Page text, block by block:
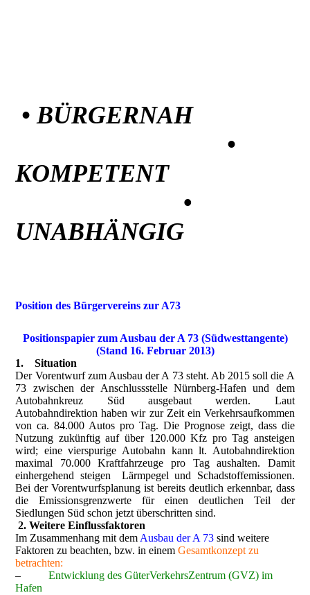
• BÜRGERNAH
•
KOMPETENT
•
UNABHÄNGIG
Position des Bürgervereins zur A73
Positionspapier zum Ausbau der A 73 (Südwesttangente)
(Stand 16. Februar 2013)
1. Situation
Der Vorentwurf zum Ausbau der A 73 steht. Ab 2015 soll die A
73 zwischen der Anschlussstelle Nürnberg-Hafen und dem
Autobahnkreuz Süd ausgebaut werden. Laut
Autobahndirektion haben wir zur Zeit ein Verkehrsaufkommen
von ca. 84.000 Autos pro Tag. Die Prognose zeigt, dass die
Nutzung zukünftig auf über 120.000 Kfz pro Tag ansteigen
wird; eine vierspurige Autobahn kann lt. Autobahndirektion
maximal 70.000 Kraftfahrzeuge pro Tag aushalten. Damit
einhergehend steigen Lärmpegel und Schadstoffemissionen.
Bei der Vorentwurfsplanung ist bereits deutlich erkennbar, dass
die Emissionsgrenzwerte für einen deutlichen Teil der
Siedlungen Süd schon jetzt überschritten sind.
2. Weitere Einflussfaktoren
Im Zusammenhang mit dem Ausbau der A 73 sind weitere
Faktoren zu beachten, bzw. in einemGesamtkonzept zu
betrachten:
–
Entwicklung des GüterVerkehrsZentrum (GVZ) im
Hafen